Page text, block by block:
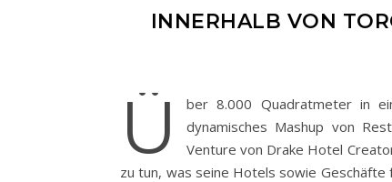
INNERHALB VON
ü
ber 8.000 Quadratmeter in
dynamisches Mashup von
Venture von Drake Hotel
zu tun, was seine Hotels sowie